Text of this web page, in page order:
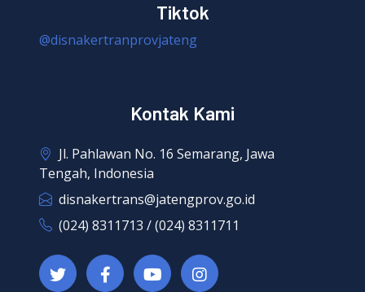
Tiktok
@disnakertranprovjateng
Kontak Kami
Jl. Pahlawan No. 16 Semarang, Jawa
Tengah, Indonesia
disnakertrans@jatengprov.go.id
(024) 8311713 / (024) 8311711